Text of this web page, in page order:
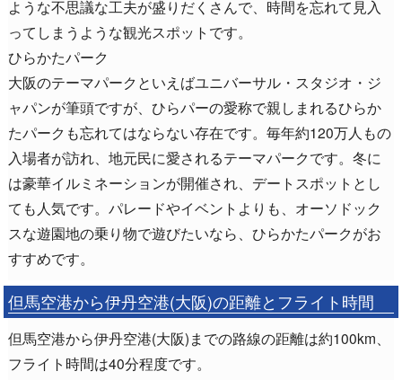
ような不思議な工夫が盛りだくさんで、時間を忘れて見入
ってしまうような観光スポットです。
ひらかたパーク
大阪のテーマパークといえばユニバーサル・スタジオ・ジ
ャパンが筆頭ですが、ひらパーの愛称で親しまれるひらか
たパークも忘れてはならない存在です。毎年約120万人もの
入場者が訪れ、地元民に愛されるテーマパークです。冬に
は豪華イルミネーションが開催され、デートスポットとし
ても人気です。パレードやイベントよりも、オーソドック
スな遊園地の乗り物で遊びたいなら、ひらかたパークがお
すすめです。
但馬空港から伊丹空港(大阪)の距離とフライト時間
但馬空港から伊丹空港(大阪)までの路線の距離は約100km、
フライト時間は40分程度です。